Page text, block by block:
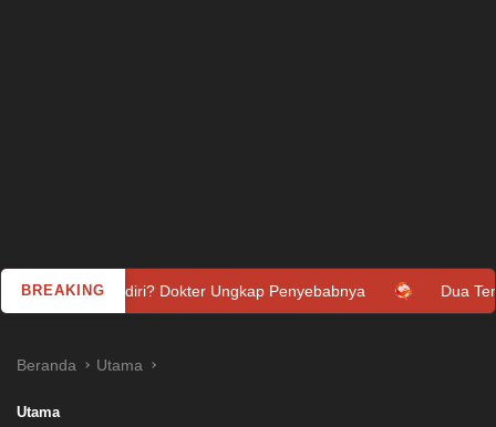
BREAKING
Dokter Ungkap Penyebabnya Dua Tentara Israel Tewas
Beranda Utama
Utama